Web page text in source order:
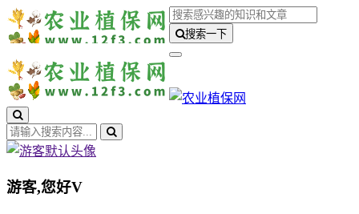
搜索一下
游客,您好V